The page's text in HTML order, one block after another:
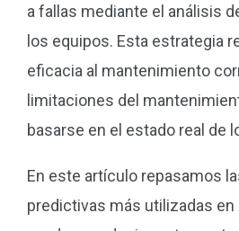
a fallas mediante el análisis
los equipos. Esta estrategia
eficacia al mantenimiento
limitaciones del
basarse en el estado real de
En este artículo repasamos
predictivas más utilizadas